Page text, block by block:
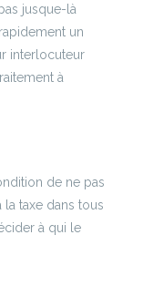
jusque-là
un
interlocuteur
à
de ne pas
la taxe dans tous
à qui le